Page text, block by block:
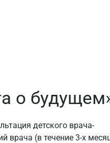
о
детского врача-
врача (в течение 3-х